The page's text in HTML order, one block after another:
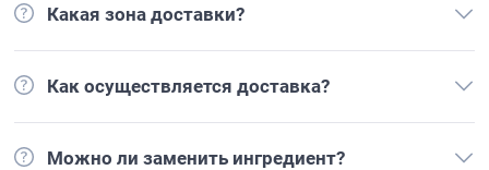
Какая зона доставки?
Как осуществляется доставка?
Можно ли заменить ингредиент?